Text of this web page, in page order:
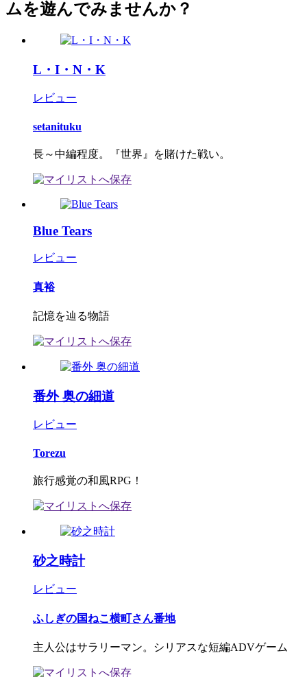
ムを遊んでみませんか？
L・I・N・K
レビュー
setanituku
長～中編程度。『世界』を賭けた戦い。
Blue Tears
レビュー
真裕
記憶を辿る物語
番外 奥の細道
レビュー
Torezu
旅行感覚の和風RPG！
砂之時計
レビュー
ふしぎの国ねこ横町さん番地
主人公はサラリーマン。シリアスな短編ADVゲーム